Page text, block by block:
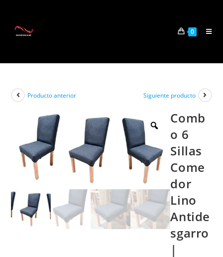
0
Producto anterior Siguiente producto
Comb
o 6
Sillas
Come
dor
Lino
Antide
sgarro
|